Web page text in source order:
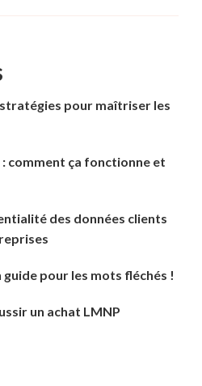
pour maîtriser les
comment ça fonctionne et
des données clients
pour les mots fléchés !
un achat LMNP